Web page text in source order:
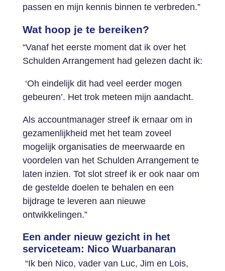
passen en mijn kennis binnen te verbreden.”
Wat hoop je te bereiken?
“Vanaf het eerste moment dat ik over het
Schulden Arrangement had gelezen dacht ik:
‘Oh eindelijk dit had veel eerder mogen
gebeuren’. Het trok meteen mijn aandacht.
Als accountmanager streef ik ernaar om in
gezamenlijkheid met het team zoveel
mogelijk organisaties de meerwaarde en
voordelen van het Schulden Arrangement te
laten inzien. Tot slot streef ik er ook naar om
de gestelde doelen te behalen en een
bijdrage te leveren aan nieuwe
ontwikkelingen.”
Een ander nieuw gezicht in het
serviceteam: Nico Wuarbanaran
“Ik ben Nico, vader van Luc, Jim en Lois,